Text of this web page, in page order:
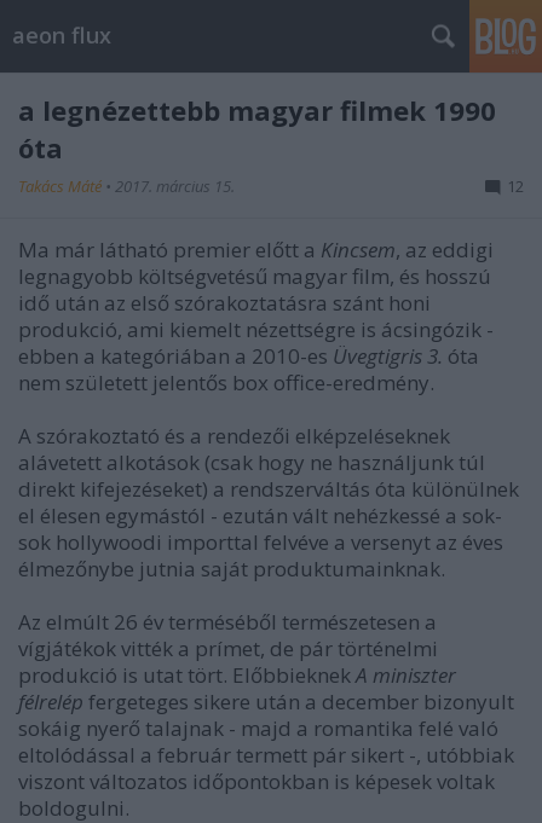
aeon flux
a legnézettebb magyar filmek 1990
óta
Takács Máté • 2017. március 15. 12
Ma már látható premier előtt a Kincsem, az eddigi
legnagyobb költségvetésű magyar film, és hosszú
idő után az első szórakoztatásra szánt honi
produkció, ami kiemelt nézettségre is ácsingózik -
ebben a kategóriában a 2010-es Üvegtigris 3. óta
nem született jelentős box office-eredmény.
A szórakoztató és a rendezői elképzeléseknek
alávetett alkotások (csak hogy ne használjunk túl
direkt kifejezéseket) a rendszerváltás óta különülnek
el élesen egymástól - ezután vált nehézkessé a sok-
sok hollywoodi importtal felvéve a versenyt az éves
élmezőnybe jutnia saját produktumainknak.
Az elmúlt 26 év terméséből természetesen a
vígjátékok vitték a prímet, de pár történelmi
produkció is utat tört. ElőbbieknekA miniszter
félrelép fergeteges sikere után a december bizonyult
sokáig nyerő talajnak - majd a romantika felé való
eltolódással a február termett pár sikert -, utóbbiak
viszont változatos időpontokban is képesek voltak
boldogulni.